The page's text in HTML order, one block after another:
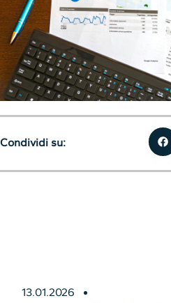
13.01.2026
Condividi su: